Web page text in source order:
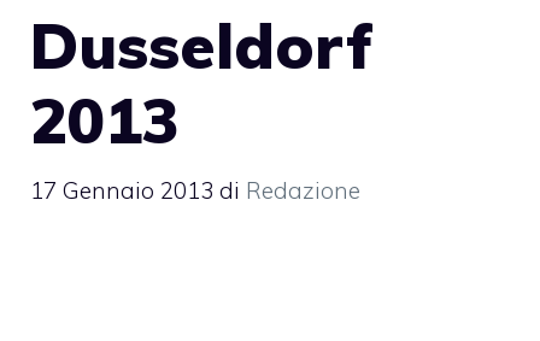
Dusseldorf
2013
17 Gennaio 2013 di Redazione